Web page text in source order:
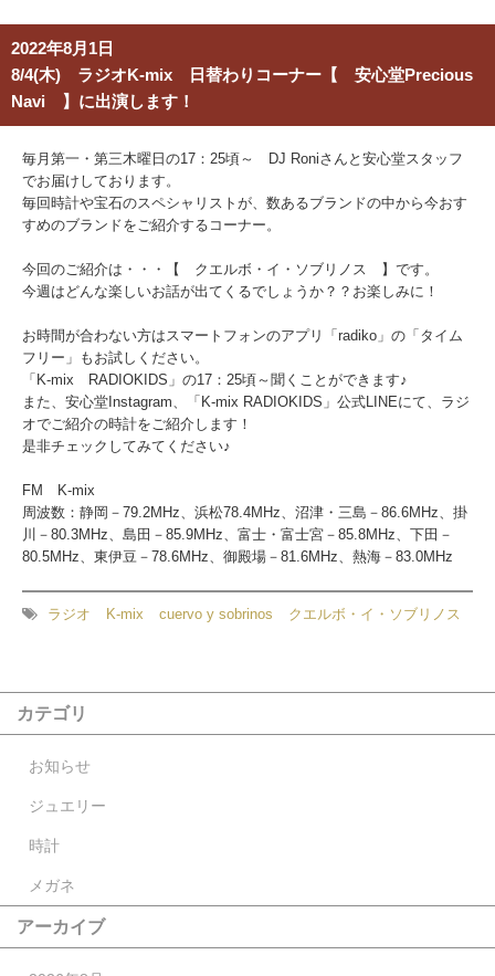
2022年8月1日
8/4(木) ラジオK-mix 日替わりコーナー【 安心堂Precious
Navi 】に出演します！
毎月第一・第三木曜日の17：25頃～ DJ Roniさんと安心堂スタッフ
でお届けしております。
毎回時計や宝石のスペシャリストが、数あるブランドの中から今おす
すめのブランドをご紹介するコーナー。
今回のご紹介は・・・【 クエルボ・イ・ソブリノス 】です。
今週はどんな楽しいお話が出てくるでしょうか？？お楽しみに！
お時間が合わない方はスマートフォンのアプリ「radiko」の「タイム
フリー」もお試しください。
「K-mix RADIOKIDS」の17：25頃～聞くことができます♪
また、安心堂Instagram、「K-mix RADIOKIDS」公式LINEにて、ラジ
オでご紹介の時計をご紹介します！
是非チェックしてみてください♪
FM K-mix
周波数：静岡－79.2MHz、浜松78.4MHz、沼津・三島－86.6MHz、掛
川－80.3MHz、島田－85.9MHz、富士・富士宮－85.8MHz、下田－
80.5MHz、東伊豆－78.6MHz、御殿場－81.6MHz、熱海－83.0MHz
ラジオ K-mix cuervo y sobrinos クエルボ・イ・ソブリノス
カテゴリ
お知らせ
ジュエリー
時計
メガネ
アーカイブ